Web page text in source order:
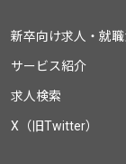
新卒向け求人・就
サービス紹介
求人検索
X（旧Twitter）